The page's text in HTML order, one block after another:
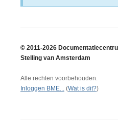
© 2011-2026
Stelling van Amsterdam
Alle rechten voorbehouden.
Inloggen BME... (Wat is dit?)